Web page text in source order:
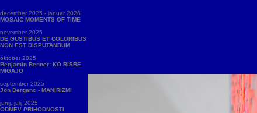
december 2025 - januar 2026
MOSAIC MOMENTS OF TIME
november 2025
DE GUSTIBUS ET COLORIBUS
NON EST DISPUTANDUM
oktober 2025
Benjamin Renner: KO RISBE
MIGAJO
september 2025
Jon Derganc - MANIRIZMI
junij, julij 2025
ODMEV PRIHODNOSTI